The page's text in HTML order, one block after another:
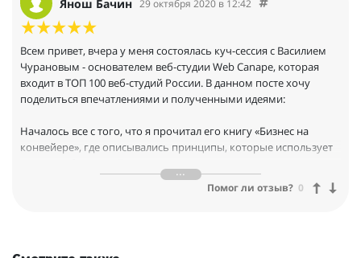
Янош Бачин 29 октября 2020 в 12:42
Всем привет, вчера у меня состоялась куч-сессия с Василием
Чурановым - основателем веб-студии Web Canape, которая
входит в ТОП 100 веб-студий России. В данном посте хочу
поделиться впечатлениями и полученными идеями:
Началось все с того, что я прочитал его книгу «Бизнес на
конвейере», где описывались принципы, которые использует
получил более глубокие знания, позволившие мне за 1,5 мес
снизить себестоимость запуска проектов в своей компании в 8
Помог ли отзыв? 0